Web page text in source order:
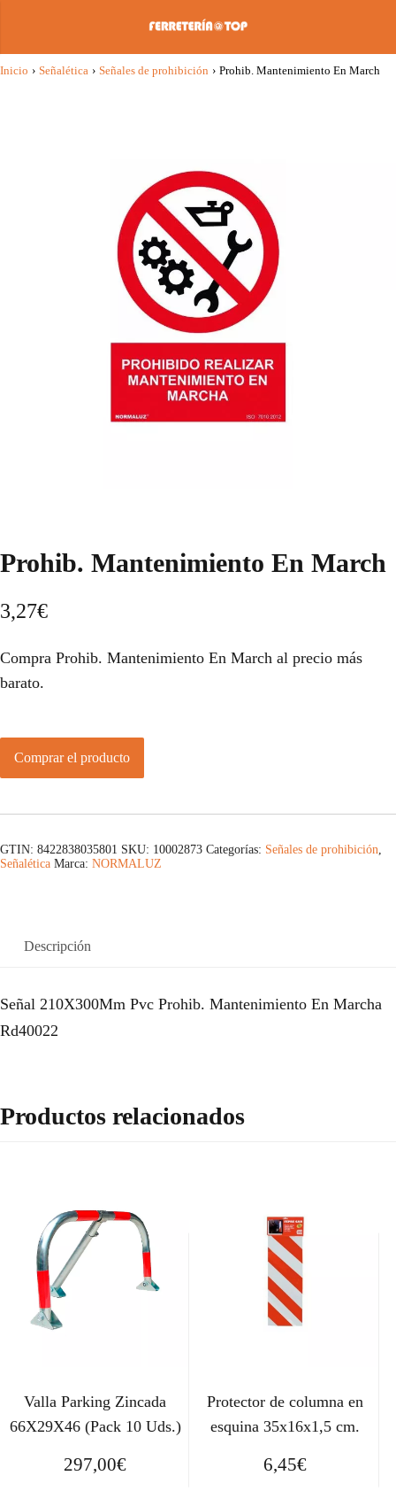
Inicio › Señalética › Señales de prohibición › Prohib. Mantenimiento En March
Prohib. Mantenimiento En March
3,27€
Compra Prohib. Mantenimiento En March al precio más
barato.
Comprar el producto
GTIN: 8422838035801 SKU: 10002873 Categorías: Señales de prohibición,
Señalética Marca: NORMALUZ
Descripción
Señal 210X300Mm Pvc Prohib. Mantenimiento En Marcha
Rd40022
Productos relacionados
Valla Parking Zincada
66X29X46 (Pack 10 Uds.)
297,00€
Protector de columna en
esquina 35x16x1,5 cm.
6,45€